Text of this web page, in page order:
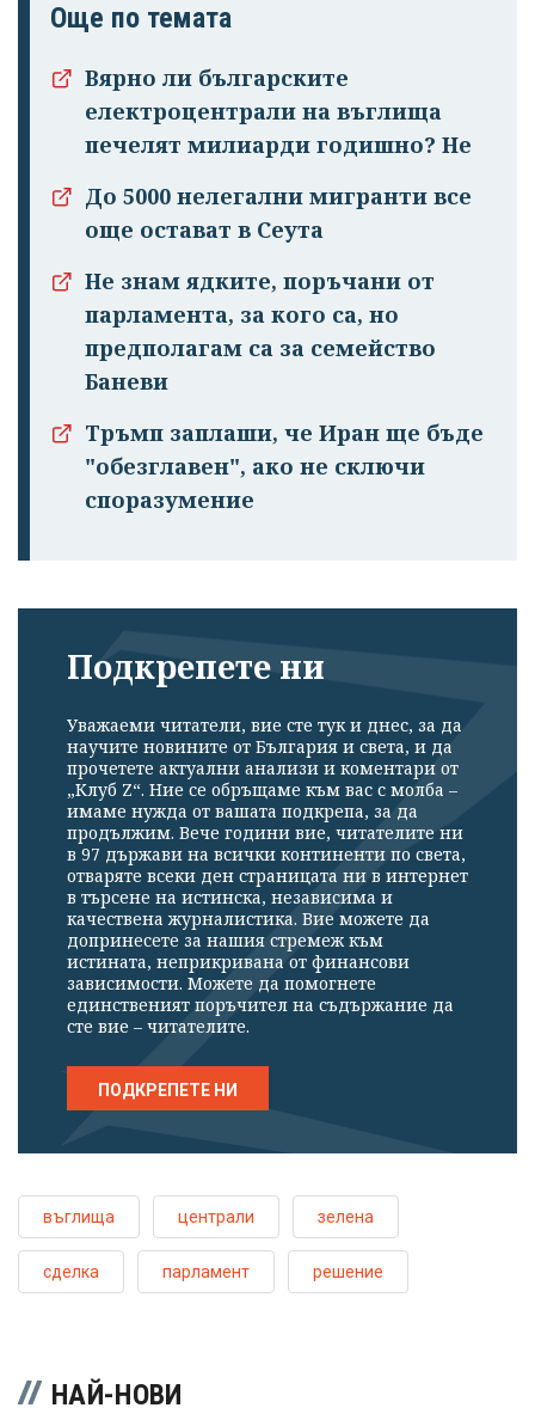
Още по темата
Вярно ли българските
електроцентрали на въглища
печелят милиарди годишно? Не
До 5000 нелегални мигранти все
още остават в Сеута
Не знам ядките, поръчани от
парламента, за кого са, но
предполагам са за семейство
Баневи
Тръмп заплаши, че Иран ще бъде
"обезглавен", ако не сключи
споразумение
Подкрепете ни
Уважаеми читатели, вие сте тук и днес, за да
научите новините от България и света, и да
прочетете актуални анализи и коментари от
„Клуб Z“. Ние се обръщаме към вас с молба –
имаме нужда от вашата подкрепа, за да
продължим. Вече години вие, читателите ни
в 97 държави на всички континенти по света,
отваряте всеки ден страницата ни в интернет
в търсене на истинска, независима и
качествена журналистика. Вие можете да
допринесете за нашия стремеж към
истината, неприкривана от финансови
зависимости. Можете да помогнете
единственият поръчител на съдържание да
сте вие – читателите.
ПОДКРЕПЕТЕ НИ
въглища централи зелена
сделка парламент решение
НАЙ-НОВИ